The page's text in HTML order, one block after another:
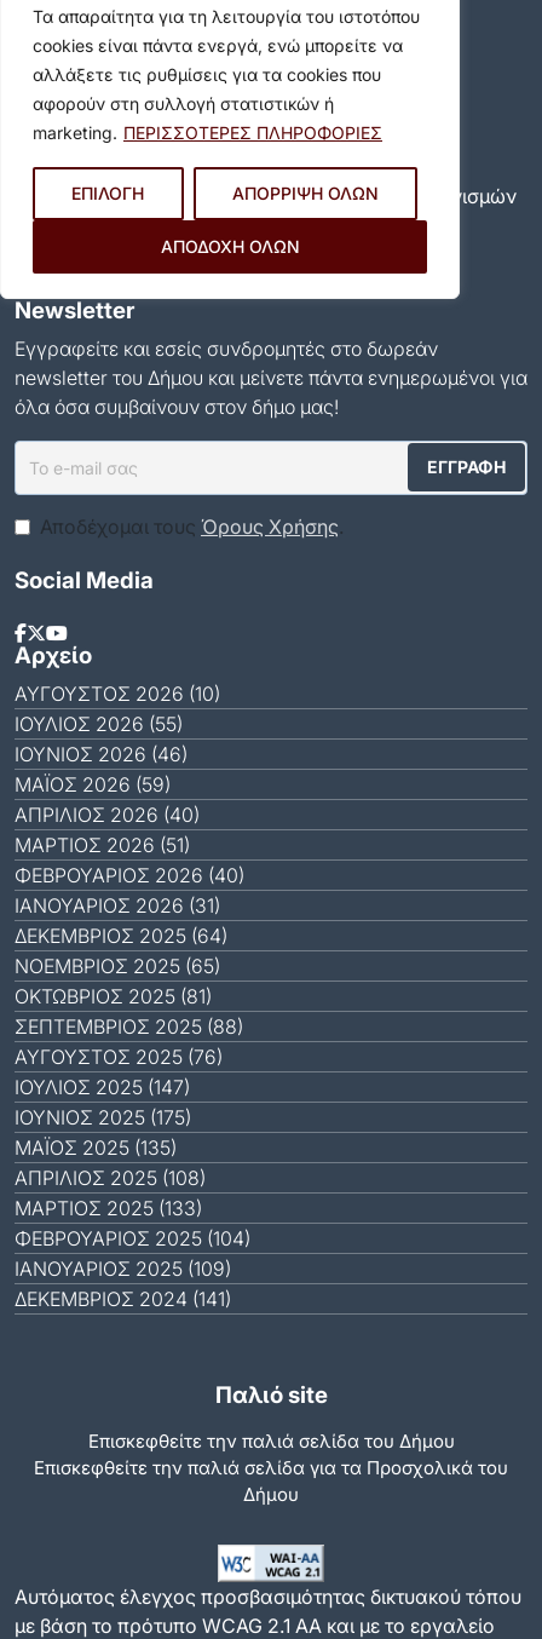
Τα απαραίτητα για τη λειτουργία του ιστοτόπου
cookies είναι πάντα ενεργά, ενώ μπορείτε να
αλλάξετε τις ρυθμίσεις για τα cookies που
αφορούν στη συλλογή στατιστικών ή
marketing. ΠΕΡΙΣΣΟΤΕΡΕΣ ΠΛΗΡΟΦΟΡΙΕΣ
ΕΠΙΛΟΓΗ ΑΠΟΡΡΙΨΗ ΟΛΩΝ
ΑΠΟΔΟΧΗ ΟΛΩΝ
Τηλ. Κέντρο:213 2008600
Email: info@dimosbyrona.gr
Όροι Χρήσης
Όροι Χρήσης
Πολιτική Προστασίας Προσωπικών Δεδομένων
Πολιτική για τη χρήση των cookies και των μηχανισμών
παρακολούθησης
Δήλωση προσβασιμότητας
Newsletter
Εγγραφείτε και εσείς συνδρομητές στο δωρεάν
newsletter του Δήμου και μείνετε πάντα ενημερωμένοι για
όλα όσα συμβαίνουν στον δήμο μας!
Αποδέχομαι τους Όρους Χρήσης.
Social Media
Αρχείο
ΑΎΓΟΥΣΤΟΣ 2026 (10)
ΙΟΎΛΙΟΣ 2026 (55)
ΙΟΎΝΙΟΣ 2026 (46)
ΜΆΙΟΣ 2026 (59)
ΑΠΡΊΛΙΟΣ 2026 (40)
ΜΆΡΤΙΟΣ 2026 (51)
ΦΕΒΡΟΥΆΡΙΟΣ 2026 (40)
ΙΑΝΟΥΆΡΙΟΣ 2026 (31)
ΔΕΚΈΜΒΡΙΟΣ 2025 (64)
ΝΟΈΜΒΡΙΟΣ 2025 (65)
ΟΚΤΏΒΡΙΟΣ 2025 (81)
ΣΕΠΤΈΜΒΡΙΟΣ 2025 (88)
ΑΎΓΟΥΣΤΟΣ 2025 (76)
ΙΟΎΛΙΟΣ 2025 (147)
ΙΟΎΝΙΟΣ 2025 (175)
ΜΆΙΟΣ 2025 (135)
ΑΠΡΊΛΙΟΣ 2025 (108)
ΜΆΡΤΙΟΣ 2025 (133)
ΦΕΒΡΟΥΆΡΙΟΣ 2025 (104)
ΙΑΝΟΥΆΡΙΟΣ 2025 (109)
ΔΕΚΈΜΒΡΙΟΣ 2024 (141)
Παλιό site
Επισκεφθείτε την παλιά σελίδα του Δήμου
Eπισκεφθείτε την παλιά σελίδα για τα Προσχολικά του
Δήμου
Αυτόματος έλεγχος προσβασιμότητας δικτυακού τόπου
με βάση το πρότυπο WCAG 2.1 AA και με το εργαλείο